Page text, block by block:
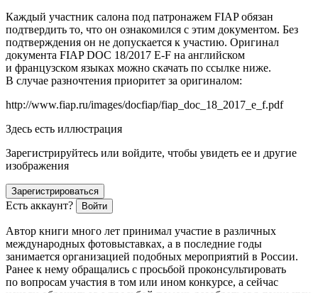
Каждый участник салона под патронажем FIAP обязан
подтвердить то, что он ознакомился с этим документом. Без
подтверждения он не допускается к участию. Оригинал
документа FIAP DOC 18/2017 Е-F на английском
и французском языках можно скачать по ссылке ниже.
В случае разночтения приоритет за оригиналом:
http://www.fiap.ru/images/docfiap/fiap_doc_18_2017_e_f.pdf
Здесь есть иллюстрация
Зарегистрируйтесь или войдите, чтобы увидеть ее и другие
изображения
Зарегистрироваться
Есть аккаунт? Войти
Автор книги много лет принимал участие в различных
международных фотовыставках, а в последние годы
занимается организацией подобных мероприятий в России.
Ранее к нему обращались с просьбой проконсультировать
по вопросам участия в том или ином конкурсе, а сейчас